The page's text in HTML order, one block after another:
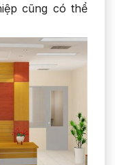
cũng có thể